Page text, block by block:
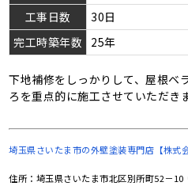
工事日数
30日
完工時築年数
25年
下地補修をしっかりして、屋根ベ
ろを重点的に施工させていただき
埼玉県さいたま市の外壁塗装専門店【株式
住所：埼玉県さいたま市北区別所町52－10